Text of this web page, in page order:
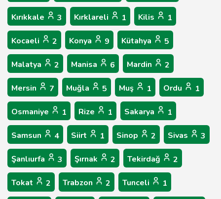
Kırıkkale 3 Kırklareli 1 Kilis 1
Kocaeli 2 Konya 9 Kütahya 5
Malatya 2 Manisa 6 Mardin 2
Mersin 7 Muğla 5 Muş 1 Ordu 1
Osmaniye 1 Rize 1 Sakarya 1
Samsun 4 Siirt 1 Sinop 2 Sivas 3
Şanlıurfa 3 Şırnak 2 Tekirdağ 2
Tokat 2 Trabzon 2 Tunceli 1